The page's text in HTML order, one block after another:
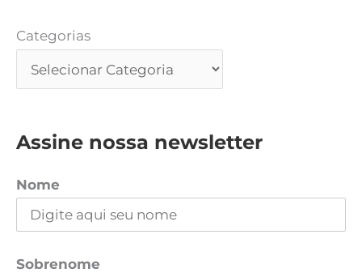
Categorias
Assine nossa newsletter
Nome
Sobrenome